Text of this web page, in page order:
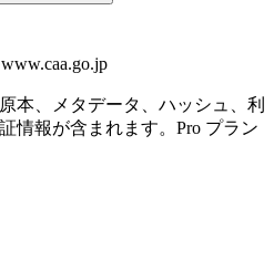
www.caa.go.jp
本、メタデータ、ハッシュ、利
情報が含まれます。Pro プラン